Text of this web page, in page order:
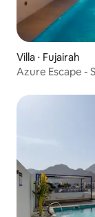
Villa ⋅ Fujairah
Azure Escape -